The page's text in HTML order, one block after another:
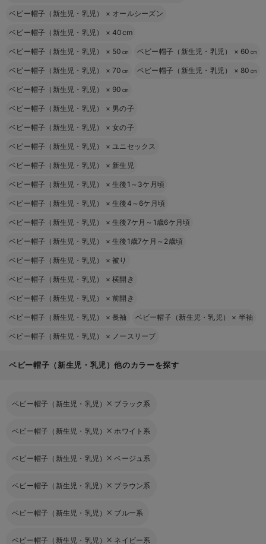
ベビー帽子（新生児・乳児） × オールシーズン
ベビー帽子（新生児・乳児） ×40cm
ベビー帽子（新生児・乳児） × 50㎝ ベビー帽子（新生児・乳児） × 60㎝
ベビー帽子（新生児・乳児） ×70㎝ ベビー帽子（新生児・乳児） × 80㎝
ベビー帽子（新生児・乳児） × 90㎝
ベビー帽子（新生児・乳児） × 男の子
ベビー帽子（新生児・乳児） ×女の子
ベビー帽子（新生児・乳児） ×ユニセックス
ベビー帽子（新生児・乳児） × 新生児
ベビー帽子（新生児・乳児） ×生後1～3ケ月頃
ベビー帽子（新生児・乳児） ×生後4～6ケ月頃
ベビー帽子（新生児・乳児） ×生後7ケ月～1歳6ケ月頃
ベビー帽子（新生児・乳児） ×生後1歳7ケ月～2歳頃
ベビー帽子（新生児・乳児） ×被り
ベビー帽子（新生児・乳児） ×横開き
ベビー帽子（新生児・乳児） ×前開き
ベビー帽子（新生児・乳児） ×長袖 ベビー帽子（新生児・乳児） × 半袖
ベビー帽子（新生児・乳児） × ノースリーブ
ベビー帽子（新生児・乳児）他のカラーを探す
ベビー帽子（新生児・乳児） ブラック系
ベビー帽子（新生児・乳児） ホワイト系
ベビー帽子（新生児・乳児） ベージュ系
ベビー帽子（新生児・乳児） ブラウン系
ベビー帽子（新生児・乳児） ブルー系
ベビー帽子（新生児・乳児） ネイビー系